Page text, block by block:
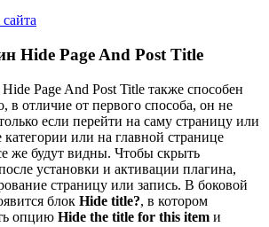
Hide Page And Post Title
Hide Page And Post Title также способен
в отличие от первого способа, он не
если перейти на саму страницу или
или на главной странице
же будут видны. Чтобы скрыть
установки и активации плагина,
страницу или запись. В боковой
блок Hide title?, в котором
опцию Hide the title for this item и